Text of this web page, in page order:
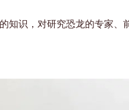
识，对研究恐龙的专家